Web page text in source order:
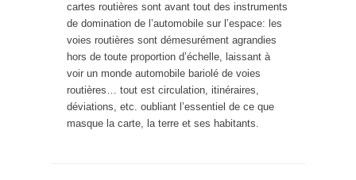
cartes routières sont avant tout des instruments
de domination de l’automobile sur l’espace: les
voies routières sont démesurément agrandies
hors de toute proportion d’échelle, laissant à
voir un monde automobile bariolé de voies
routières… tout est circulation, itinéraires,
déviations, etc. oubliant l’essentiel de ce que
masque la carte, la terre et ses habitants.